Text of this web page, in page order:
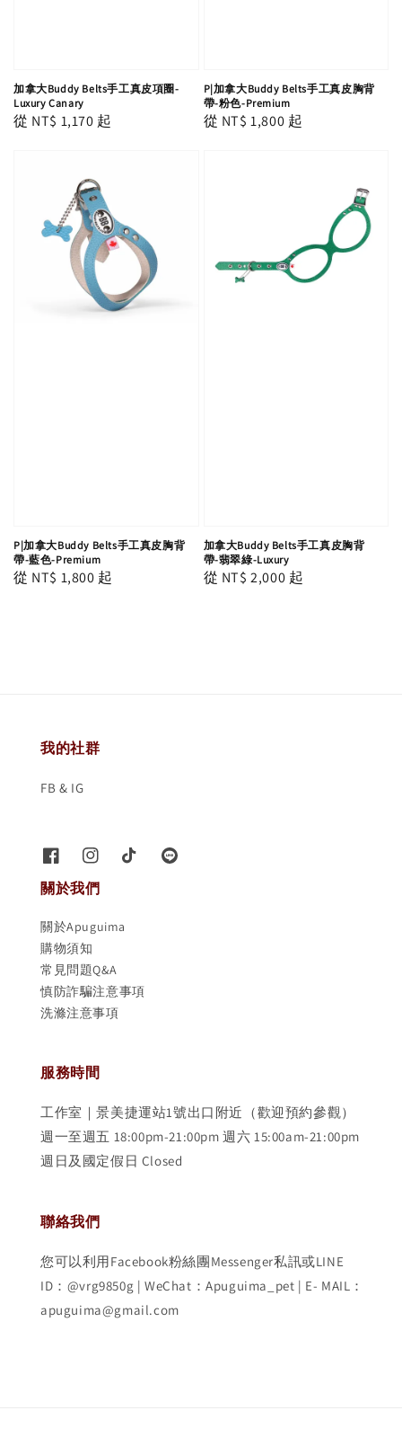
加拿大Buddy Belts手工真皮項圈-
Luxury Canary
Regular
從 NT$ 1,170 起
P|加拿大Buddy Belts手工真皮胸背
帶-粉色-Premium
Regular
從 NT$ 1,800 起
P|加拿大Buddy Belts手工真皮胸背
帶-藍色-Premium
Regular
從 NT$ 1,800 起
加拿大Buddy Belts手工真皮胸背
帶-翡翠綠-Luxury
Regular
從 NT$ 2,000 起
我的社群
FB & IG
關於我們
關於Apuguima
購物須知
常見問題Q&A
慎防詐騙注意事項
洗滌注意事項
服務時間
工作室｜景美捷運站1號出口附近（歡迎預約參觀）
週一至週五 18:00pm-21:00pm 週六 15:00am-21:00pm
週日及國定假日 Closed
聯絡我們
您可以利用Facebook粉絲團Messenger私訊或LINE
ID：@vrg9850g | WeChat：Apuguima_pet | E- MAIL：
apuguima@gmail.com